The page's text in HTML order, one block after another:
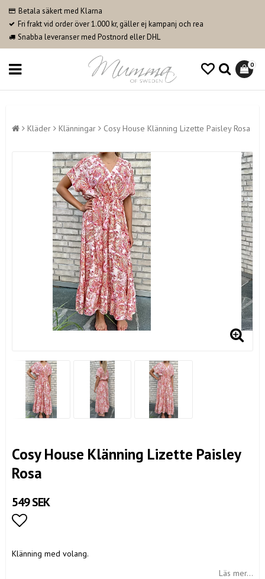
Betala säkert med Klarna
Fri frakt vid order över 1.000 kr, gäller ej kampanj och rea
Snabba leveranser med Postnord eller DHL
0
Kläder Klänningar Cosy House Klänning Lizette Paisley Rosa
Cosy House Klänning Lizette Paisley
Rosa
549 SEK
Klänning med volang.
Läs mer...